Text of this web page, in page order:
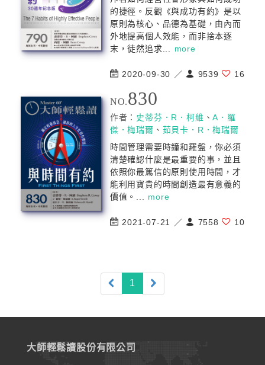
的捷徑。反觀《與成功有約》是以
原則為核心、品德為基礎，由內而
外地提高個人效能，而非捨本逐
末，徒然追求... more
2020-09-30 ／ 9539 16
NO.830
作者： 史蒂芬．R．柯維 、A．羅
傑．梅瑞爾 、 茹貝卡．R．梅瑞爾
時間管理需要時鐘和羅盤，你必須
清楚確認什麼是最重要的事，並且
依照你最篤信的原則使用時間，才
能利用寶貴的時間創造最有意義的
價值。... more
2021-07-21 ／ 7558 10
1 (current)
大師輕鬆讀股份有限公司